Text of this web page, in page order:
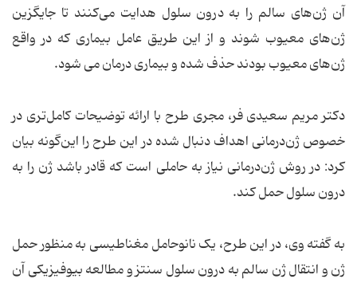
آن ژن‌های سالم را به درون سلول هدایت می‌کنند تا جایگزین
ژن‌های معیوب شوند و از این طریق عامل بیماری که در واقع
ژن‌های معیوب بودند حذف شده و بیماری درمان می‌ شود.
دکتر مریم سعیدی فر، مجری طرح با ارائه‌ توضیحات کامل‌تری در
خصوص ژن‌درمانی اهداف دنبال شده در این طرح را این‌گونه بیان
کرد: در روش ژن‌درمانی نیاز به حاملی است که قادر باشد ژن را به
درون سلول حمل کند.
به گفته وی، در این طرح، یک نانوحامل مغناطیسی به ‌منظور حمل
ژن و انتقال ژن سالم به درون سلول سنتز و مطالعه بیوفیزیکی آن